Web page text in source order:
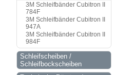
3M Schleifbänder Cubitron II
784F
3M Schleifbänder Cubitron II
947A
3M Schleifbänder Cubitron II
984F
Schleifscheiben /
Schleifbockscheiben